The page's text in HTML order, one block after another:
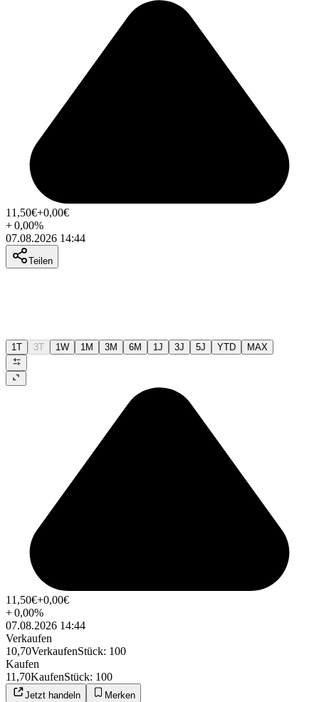
11,50€+0,00€
+0,00%
07.08.2026 14:44
Teilen
1T 3T 1W 1M 3M 6M 1J 3J 5J YTD MAX
11,50€+0,00€
+0,00%
07.08.2026 14:44
Verkaufen
10,70VerkaufenStück: 100
Kaufen
11,70KaufenStück: 100
Jetzt handeln Merken